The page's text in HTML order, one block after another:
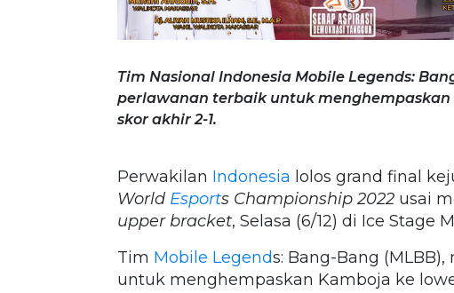
Tim Nasional Indonesia Mobile Legends:
perlawanan terbaik untuk
skor akhir 2-1.
Perwakilan Indonesia lolos grand final
World Esports Championship 2022 usai
upper bracket, Selasa (6/12) di Ice Stage
Tim Mobile Legends: Bang-Bang
untuk menghempaskan Kamboja ke